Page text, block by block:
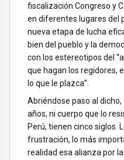
fiscalización Congreso y
en diferentes lugares del
nueva etapa de lucha
bien del pueblo y la
con los estereotipos del
que hagan los regidores,
lo que le plazca”.
Abriéndose paso al dicho,
años, ni cuerpo que lo
Perú, tienen cinco siglos.
frustración, lo más
realidad esa alianza por